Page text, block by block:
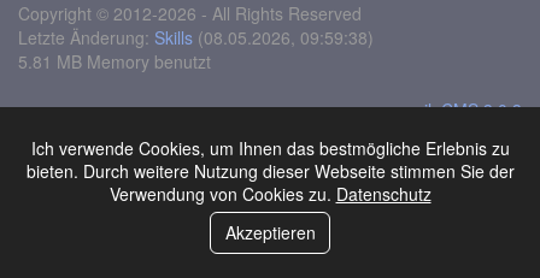
Copyright © 2012-2026 - All Rights Reserved
Letzte Änderung: Skills (08.05.2026, 09:59:38)
5.81 MB Memory benutzt
moziloCMS 3.0.3
Sitemap
Seite in 0.0225 Sek. erstellt
Ich verwende Cookies, um Ihnen das bestmögliche Erlebnis zu
bieten. Durch weitere Nutzung dieser Webseite stimmen Sie der
Verwendung von Cookies zu. Datenschutz
Akzeptieren